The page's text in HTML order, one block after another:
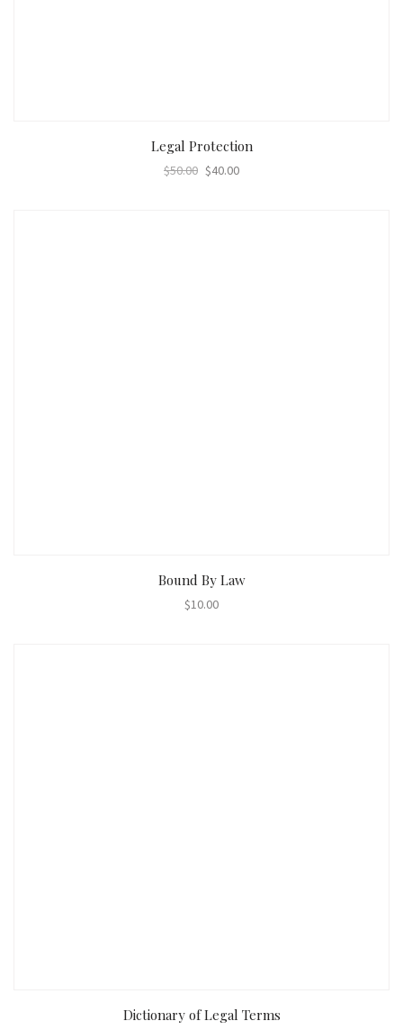
AÑADIR AL CARRITO
Legal Protection
$50.00 $40.00
AÑADIR AL CARRITO
Bound By Law
$10.00
AÑADIR AL CARRITO
Dictionary of Legal Terms